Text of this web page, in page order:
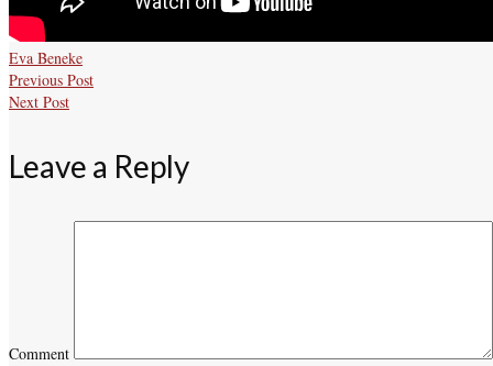
Eva Beneke
Previous Post
Next Post
Leave a Reply
Comment